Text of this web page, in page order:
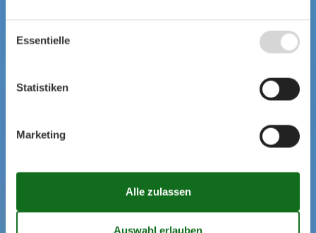
Essentielle
Statistiken
Marketing